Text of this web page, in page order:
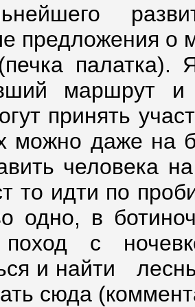
предложения о
маршрут и
принять
можно даже на
человека
то идти по
одно, в
с
и найти
сюда